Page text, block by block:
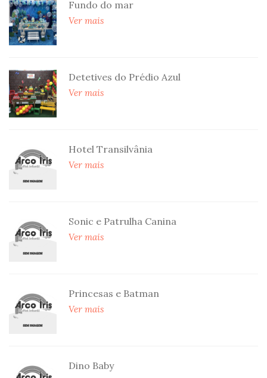
Fundo do mar
Ver mais
Detetives do Prédio Azul
Ver mais
Hotel Transilvânia
Ver mais
Sonic e Patrulha Canina
Ver mais
Princesas e Batman
Ver mais
Dino Baby